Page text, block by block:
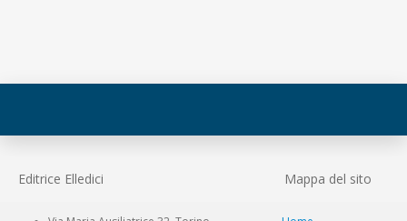
Editrice Elledici Mappa del sito